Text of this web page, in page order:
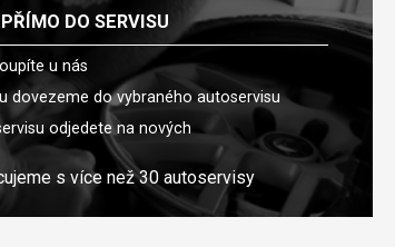
DO SERVISU
u nás
dovezeme do vybraného autoservisu
odjedete na nových
s více než 30 autoservisy